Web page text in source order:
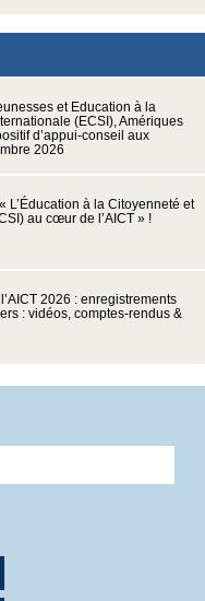
et Education à la
(ECSI), Amériques
d’appui-conseil aux
2026
L’Éducation à la Citoyenneté et
au cœur de l’AICT » !
2026 : enregistrements
: vidéos, comptes-rendus &